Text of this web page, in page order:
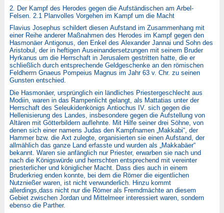
2. Der Kampf des Herodes gegen die Aufständischen am Arbel-
Felsen. 2.1 Planvolles Vorgehen im Kampf um die Macht
Flavius Josephus schildert diesen Aufstand im Zusammenhang mit
einer Reihe anderer Maßnahmen des Herodes im Kampf gegen den
Hasmonäer Antigonus, den Enkel des Alexander Jannai und Sohn des
Aristobul, der in heftigen Auseinandersetzungen mit seinem Bruder
Hyrkanus um die Herrschaft in Jerusalem gestritten hatte, die er
schließlich durch entsprechende Geldgeschenke an den römischen
Feldherrn Gnaeus Pompeius Magnus im Jahr 63 v. Chr. zu seinen
Gunsten entschied.
Die Hasmonäer, ursprünglich ein ländliches Priestergeschlecht aus
Modiin, waren in das Rampenlicht gelangt, als Mattatias unter der
Herrschaft des Seleukidenkönigs Antiochus IV. sich gegen die
Hellenisierung des Landes, insbesondere gegen die Aufstellung von
Altären mit Götterbildern auflehnte. Mit Hilfe seiner drei Söhne, von
denen sich einer namens Judas den Kampfnamen „Makkabi“, der
Hammer bzw. die Axt zulegte, organisierten sie einen Aufstand, der
allmählich das ganze Land erfasste und wurden als „Makkabäer“
bekannt. Waren sie anfänglich nur Priester, erwarben sie nach und
nach die Königswürde und herrschten entsprechend mit vereinter
priesterlicher und königlicher Macht. Dass dies auch in einem
Bruderkrieg enden konnte, bei dem die Römer die eigentlichen
Nutznießer waren, ist nicht verwunderlich. Hinzu kommt
allerdings,dass nicht nur die Römer als Fremdmächte an diesem
Gebiet zwischen Jordan und Mittelmeer interessiert waren, sondern
ebenso die Parther.